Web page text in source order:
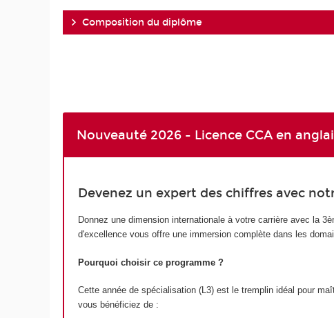
Composition du diplôme
Nouveauté 2026 - Licence CCA en
Devenez un expert des chiffres avec
Donnez une dimension internationale à votre carrière avec la
d'excellence vous offre une immersion complète dans les
Pourquoi choisir ce programme ?
Cette année de spécialisation (L3) est le tremplin idéal pour
vous bénéficiez de :